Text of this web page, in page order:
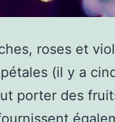
roses et
(il y a
porter des